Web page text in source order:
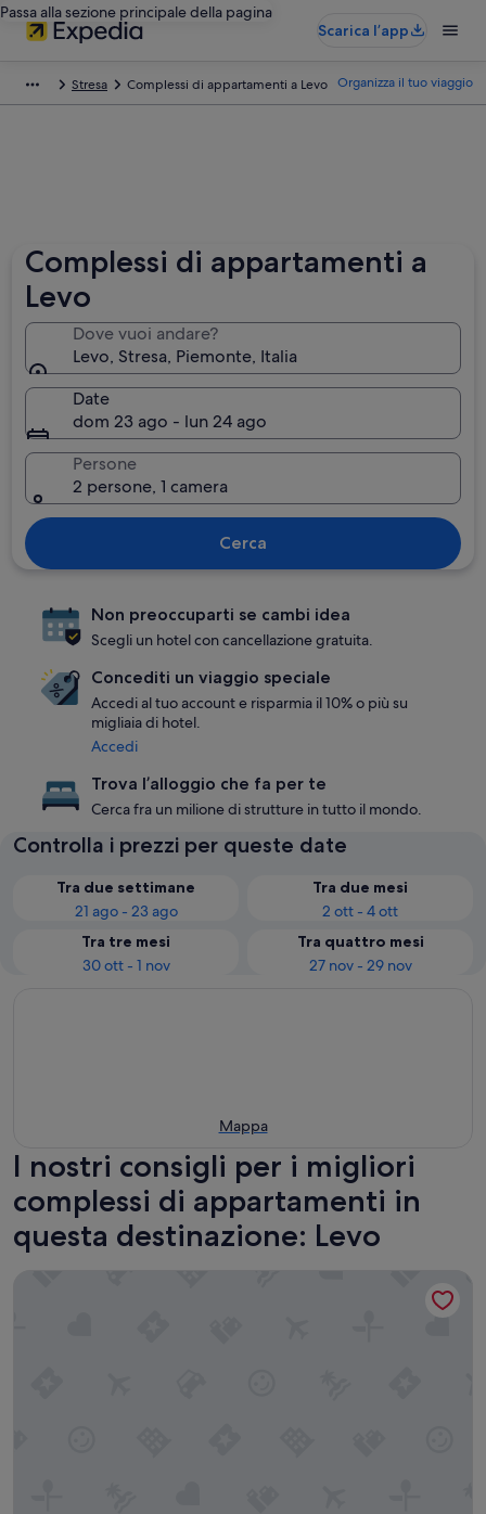
Passa alla sezione principale della pagina
Scarica l’app
Stresa Complessi di appartamenti a Levo Organizza il tuo viaggio
Complessi di appartamenti a
Levo
Dove vuoi andare?
Levo, Stresa, Piemonte, Italia
Date
dom 23 ago - lun 24 ago
Persone
2 persone, 1 camera
Cerca
Non preoccuparti se cambi idea
Scegli un hotel con cancellazione gratuita.
Concediti un viaggio speciale
Accedi al tuo account e risparmia il 10% o più su
migliaia di hotel.
Accedi
Trova l’alloggio che fa per te
Cerca fra un milione di strutture in tutto il mondo.
Controlla i prezzi per queste date
Tra due settimane
21 ago - 23 ago
Tra due mesi
2 ott - 4 ott
Tra tre mesi
30 ott - 1 nov
Tra quattro mesi
27 nov - 29 nov
Mappa
I nostri consigli per i migliori
complessi di appartamenti in
questa destinazione: Levo